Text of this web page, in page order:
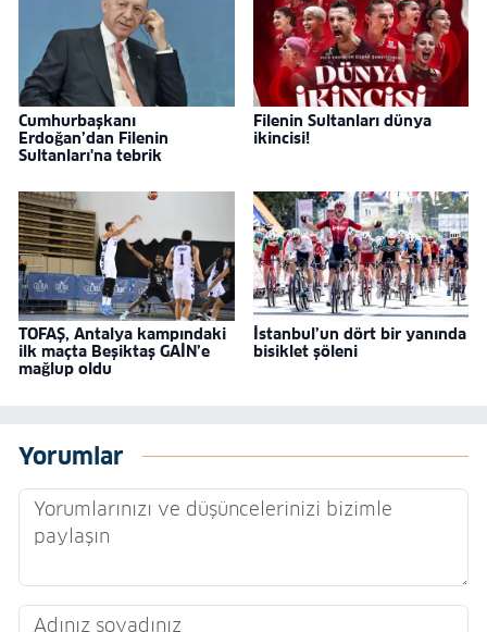
Cumhurbaşkanı
Erdoğan’dan Filenin
Sultanları'na tebrik
Filenin Sultanları dünya
ikincisi!
TOFAŞ, Antalya kampındaki
ilk maçta Beşiktaş GAİN’e
mağlup oldu
İstanbul’un dört bir yanında
bisiklet şöleni
Yorumlar